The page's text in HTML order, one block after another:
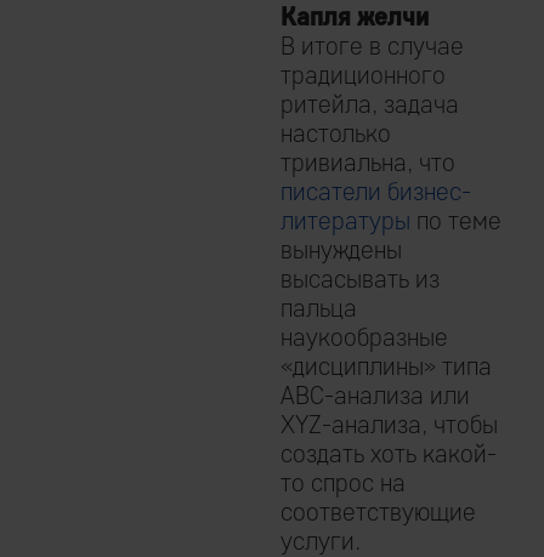
Капля желчи
В итоге в случае
традиционного
ритейла, задача
настолько
тривиальна, что
писатели бизнес-
литературы по теме
вынуждены
высасывать из
пальца
наукообразные
«дисциплины» типа
ABС-анализа или
XYZ-анализа, чтобы
создать хоть какой-
то спрос на
соответствующие
услуги.